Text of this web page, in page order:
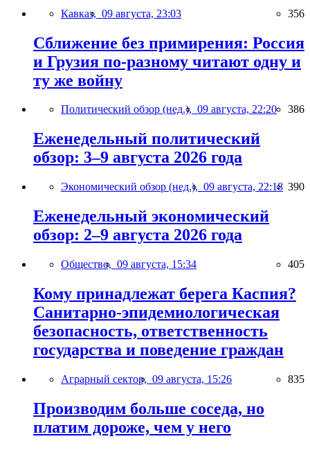
Кавказ, 09 августа, 23:03 356
Сближение без примирения: Россия
и Грузия по-разному читают одну и
ту же войну
Политический обзор (нед.), 09 августа, 22:20 386
Еженедельный политический
обзор: 3–9 августа 2026 года
Экономический обзор (нед.), 09 августа, 22:18 390
Еженедельный экономический
обзор: 2–9 августа 2026 года
Общество, 09 августа, 15:34 405
Кому принадлежат берега Каспия?
Санитарно-эпидемиологическая
безопасность, ответственность
государства и поведение граждан
Аграрный сектор, 09 августа, 15:26 835
Производим больше соседа, но
платим дороже, чем у него